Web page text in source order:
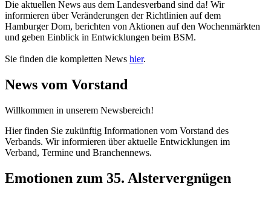
Die aktuellen News aus dem Landesverband sind da! Wir
informieren über Veränderungen der Richtlinien auf dem
Hamburger Dom, berichten von Aktionen auf den Wochenmärkten
und geben Einblick in Entwicklungen beim BSM.
Sie finden die kompletten News hier.
News vom Vorstand
Willkommen in unserem Newsbereich!
Hier finden Sie zukünftig Informationen vom Vorstand des
Verbands. Wir informieren über aktuelle Entwicklungen im
Verband, Termine und Branchennews.
Emotionen zum 35. Alstervergnügen